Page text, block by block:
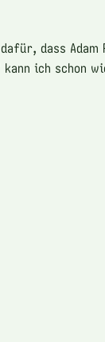
dass Adam
ich schon